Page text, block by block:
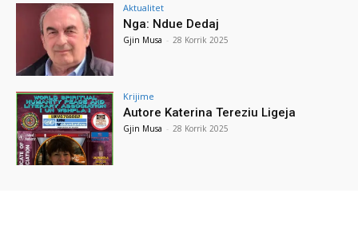
Aktualitet
Nga: Ndue Dedaj
Gjin Musa - 28 Korrik 2025
Krijime
Autore Katerina Tereziu Ligeja
Gjin Musa - 28 Korrik 2025